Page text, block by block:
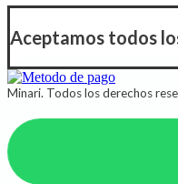
Aceptamos todos
Minari. Todos los derechos